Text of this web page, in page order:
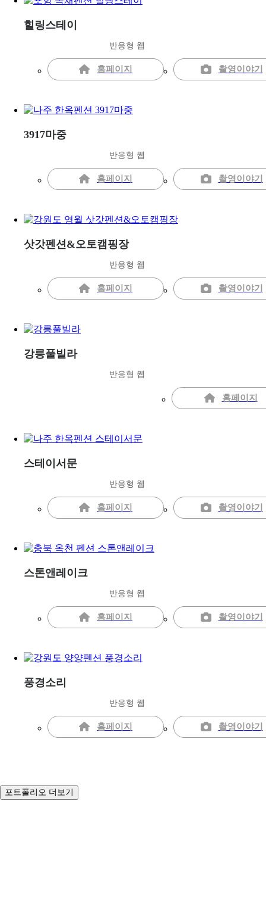
힐링스테이
반응형 웹
홈페이지 촬영이야기
3917마중
반응형 웹
홈페이지 촬영이야기
삿갓펜션&오토캠핑장
반응형 웹
홈페이지 촬영이야기
강릉풀빌라
반응형 웹
홈페이지
스테이서문
반응형 웹
홈페이지 촬영이야기
스톤앤레이크
반응형 웹
홈페이지 촬영이야기
풍경소리
반응형 웹
홈페이지 촬영이야기
포트폴리오 더보기